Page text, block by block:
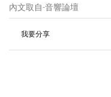
內文取自-音響論壇
我要分享